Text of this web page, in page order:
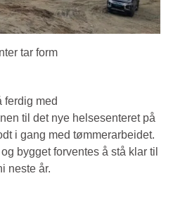
tar form
ferdig med
til det nye helsesenteret på
i gang med tømmerarbeidet.
bygget forventes å stå klar til
neste år.